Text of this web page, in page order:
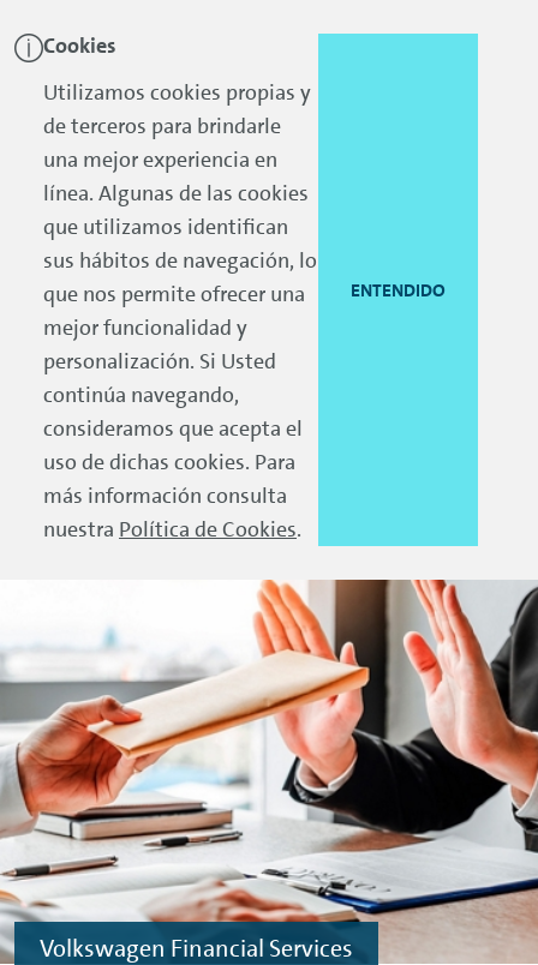
Cookies
Utilizamos cookies propias y
de terceros para brindarle
una mejor experiencia en
línea. Algunas de las cookies
que utilizamos identifican
sus hábitos de navegación, lo
que nos permite ofrecer una
mejor funcionalidad y
personalización. Si Usted
continúa navegando,
consideramos que acepta el
uso de dichas cookies. Para
más información consulta
nuestra Política de Cookies.
ENTENDIDO
Volkswagen Financial Services